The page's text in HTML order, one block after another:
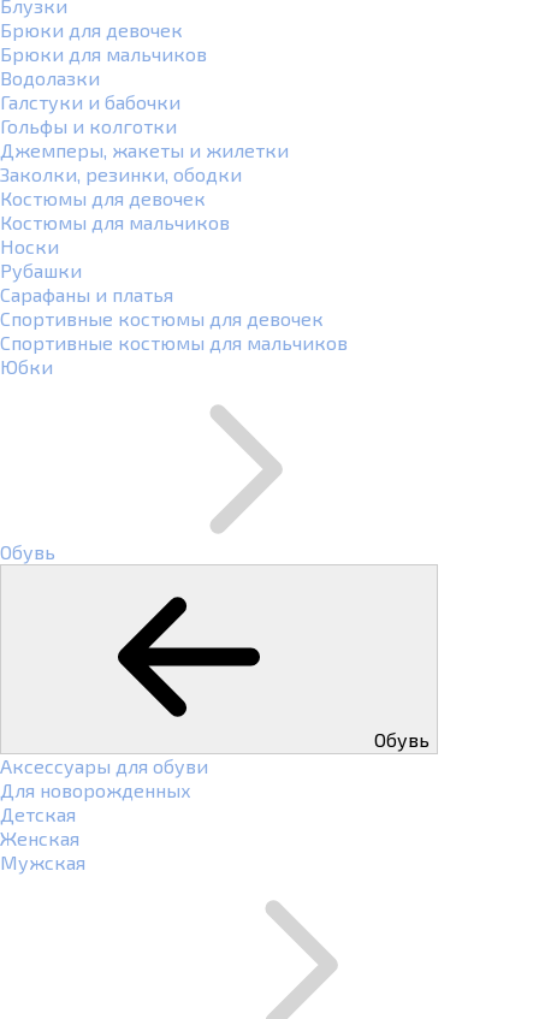
Блузки
Брюки для девочек
Брюки для мальчиков
Водолазки
Галстуки и бабочки
Гольфы и колготки
Джемперы, жакеты и жилетки
Заколки, резинки, ободки
Костюмы для девочек
Костюмы для мальчиков
Носки
Рубашки
Сарафаны и платья
Спортивные костюмы для девочек
Спортивные костюмы для мальчиков
Юбки
Обувь
Обувь
Аксессуары для обуви
Для новорожденных
Детская
Женская
Мужская